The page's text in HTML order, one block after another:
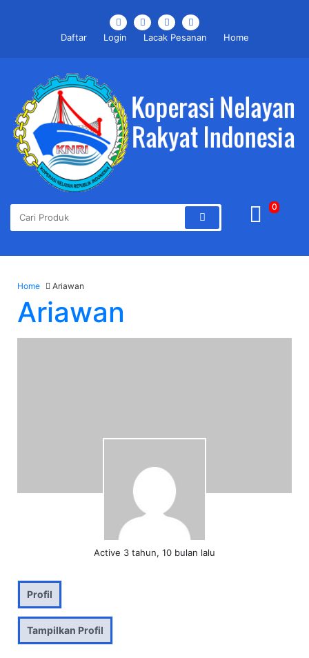
Daftar Login Lacak Pesanan Home
0
Home Ariawan
Ariawan
Active 3 tahun, 10 bulan lalu
Profil
Tampilkan Profil